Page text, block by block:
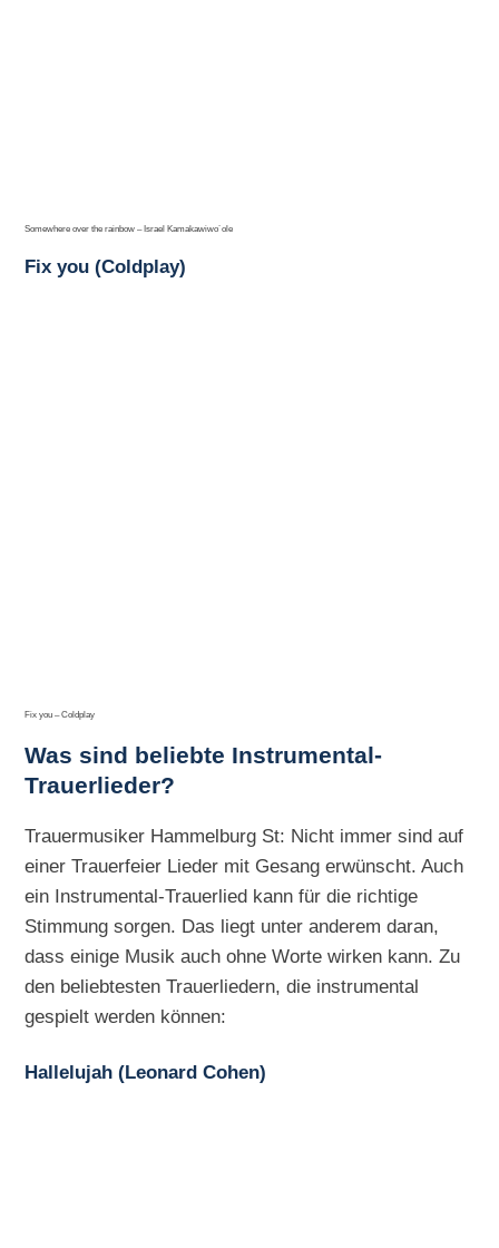
Somewhere over the rainbow – Israel Kamakawiwo´ole
Fix you (Coldplay)
Fix you – Coldplay
Was sind beliebte Instrumental-
Trauerlieder?
Trauermusiker Hammelburg St: Nicht immer sind auf
einer Trauerfeier Lieder mit Gesang erwünscht. Auch
ein Instrumental-Trauerlied kann für die richtige
Stimmung sorgen. Das liegt unter anderem daran,
dass einige Musik auch ohne Worte wirken kann. Zu
den beliebtesten Trauerliedern, die instrumental
gespielt werden können:
Hallelujah (Leonard Cohen)